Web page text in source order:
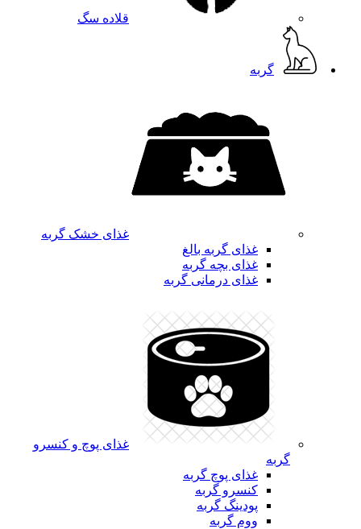
قلاده سگ
گربه
غذای خشک گربه
غذای گربه بالغ
غذای بچه گربه
غذای درمانی گربه
غذای پوچ و کنسرو
گربه
غذای پوچ گربه
کنسرو گربه
پودینگ گربه
ووم گربه